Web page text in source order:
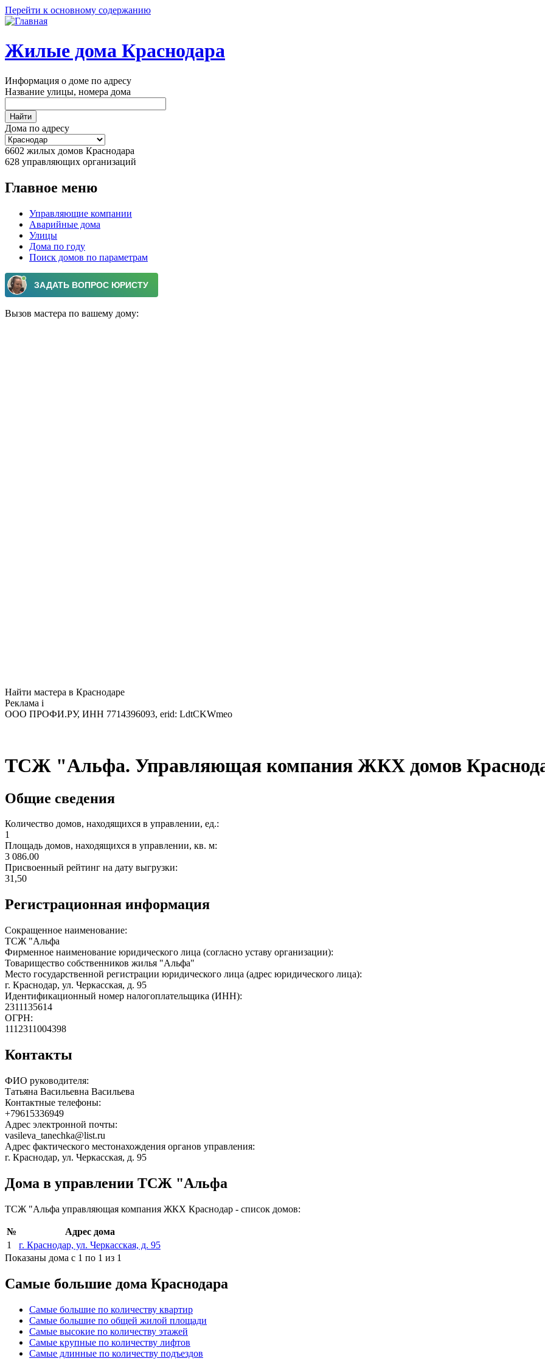
Перейти к основному содержанию
Жилые дома Краснодара
Информация о доме по адресу
Название улицы, номера дома
Дома по адресу
6602 жилых домов Краснодара
628 управляющих организаций
Главное меню
Управляющие компании
Аварийные дома
Улицы
Дома по году
Поиск домов по параметрам
Вызов мастера по вашему дому:
Найти мастера в Краснодаре
Реклама i
ООО ПРОФИ.РУ, ИНН 7714396093, erid: LdtCKWmeo
ТСЖ "Альфа. Управляющая компания ЖКХ домов
Общие сведения
Количество домов, находящихся в управлении, ед.:
1
Площадь домов, находящихся в управлении, кв. м:
3 086.00
Присвоенный рейтинг на дату выгрузки:
31,50
Регистрационная информация
Сокращенное наименование:
ТСЖ "Альфа
Фирменное наименование юридического лица (согласно уставу организации):
Товарищество собственников жилья "Альфа"
Место государственной регистрации юридического лица (адрес юридического лица):
г. Краснодар, ул. Черкасская, д. 95
Идентификационный номер налогоплательщика (ИНН):
2311135614
ОГРН:
1112311004398
Контакты
ФИО руководителя:
Татьяна Васильевна Васильева
Контактные телефоны:
+79615336949
Адрес электронной почты:
vasileva_tanechka@list.ru
Адрес фактического местонахождения органов управления:
г. Краснодар, ул. Черкасская, д. 95
Дома в управлении ТСЖ "Альфа
ТСЖ "Альфа управляющая компания ЖКХ Краснодар - список домов:
№
Адрес дома
1
г. Краснодар, ул. Черкасская, д. 95
Показаны дома с 1 по 1 из 1
Самые большие дома Краснодара
Самые большие по количеству квартир
Самые большие по общей жилой площади
Самые высокие по количеству этажей
Самые крупные по количеству лифтов
Самые длинные по количеству подъездов